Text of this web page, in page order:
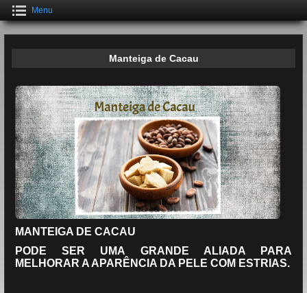
Menu
Manteiga de Cacau
MANTEIGA DE CACAU
PODE SER UMA GRANDE ALIADA PARA
MELHORAR A APARÊNCIA DA PELE COM ESTRIAS.